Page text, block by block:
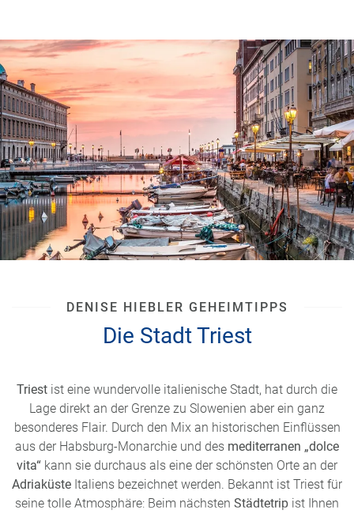
nicht genug bekommen kann, der kann bei einem
Roadtripgleich alle drei Orte verbinden. Zu jedem
möchte ichmit Ihnen ein paar meiner Erfahrungen und
Tippsteilen, was Sie dort unbedingt erleben müssen
und welche Spots auf Ihrer
Must-see Listekeinesfalls
fehlen dürfen!
DENISE HIEBLER GEHEIMTIPPS
Die Stadt Triest
Triest ist eine wundervolle italienische Stadt, hat durch die
Lage direkt an der Grenze zu Slowenien aber ein ganz
besonderes Flair. Durch den Mix an historischen Einflüssen
aus der Habsburg-Monarchie und des mediterranen „dolce
vita“ kann sie durchaus als eine der schönsten Orte an der
Adriaküste Italiens bezeichnet werden. Bekannt ist Triest für
seine tolle Atmosphäre: Beim nächsten Städtetrip ist Ihnen